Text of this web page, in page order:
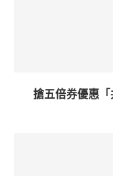
搶五倍券優惠